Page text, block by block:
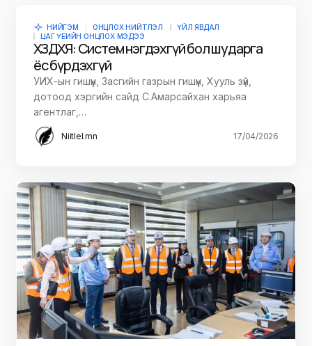
НИЙГЭМ ОНЦЛОХ НИЙТЛЭЛ
ҮЙЛ ЯВДАЛ
ЦАГ ҮЕИЙН ОНЦЛОХ МЭДЭЭ
ХЗДХЯ: Систем нэгдэхгүй бол шударга
ёс бүрдэхгүй
УИХ-ын гишүүн, Засгийн газрын гишүүн, Хууль зүй,
дотоод хэргийн сайд С.Амарсайхан харьяа
агентлаг,…
Niitlel.mn 17/04/2026